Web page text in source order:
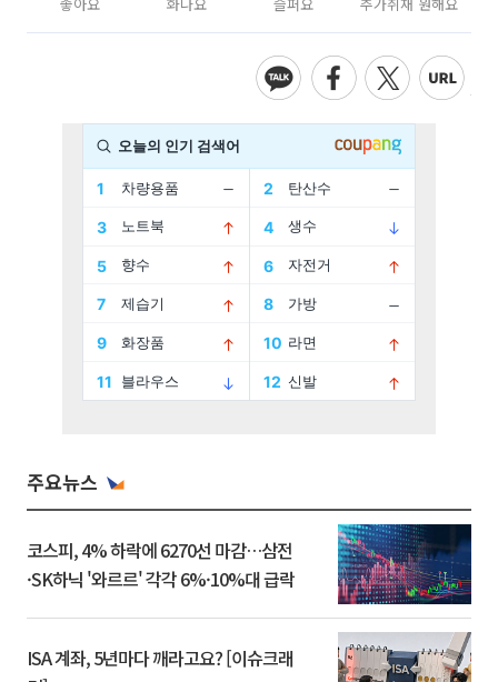
주요뉴스
코스피, 4% 하락에 6270선 마감…삼전
·SK하닉 '와르르' 각각 6%·10%대 급락
ISA 계좌, 5년마다 깨라고요? [이슈크래